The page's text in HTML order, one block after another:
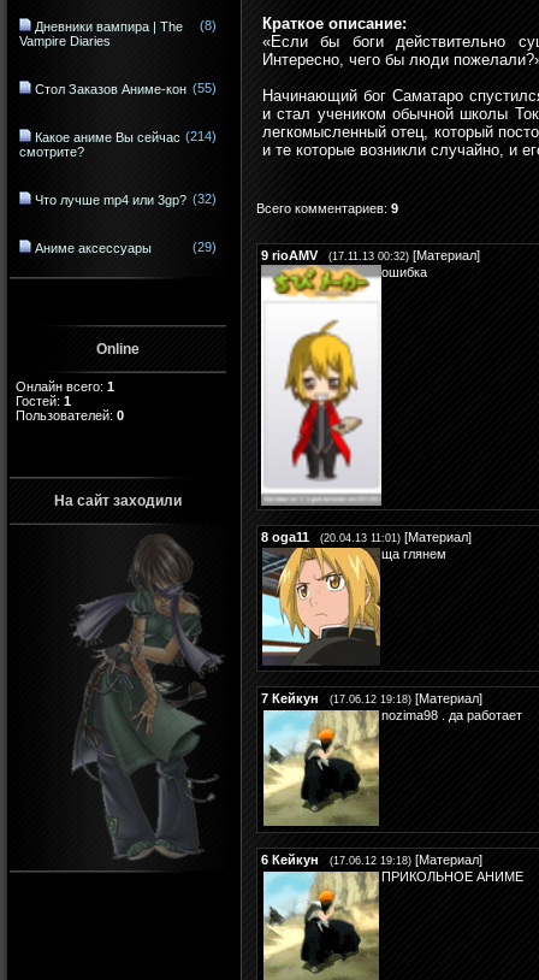
Дневники вампира | The
Vampire Diaries
(8)
Стол Заказов Аниме-кон (55)
Какое аниме Вы сейчас
смотрите?
(214)
Что лучше mp4 или 3gp? (32)
Аниме аксессуары (29)
Online
Онлайн всего: 1
Гостей: 1
Пользователей: 0
На сайт заходили
Краткое описание:
«Если бы боги действительно
Интересно, чего бы люди
Начинающий бог Саматаро
и стал учеником обычной школы
легкомысленный отец, который
и те которые возникли случайно, и
Всего комментариев: 9
9 rioAMV (17.11.13 00:32) [Материал]
ошибка
8 oga11 (20.04.13 11:01) [Материал]
ща глянем
7 Кейкун (17.06.12 19:18) [Материал]
nozima98 . да работает
6 Кейкун (17.06.12 19:18) [Материал]
ПРИКОЛЬНОЕ АНИМЕ